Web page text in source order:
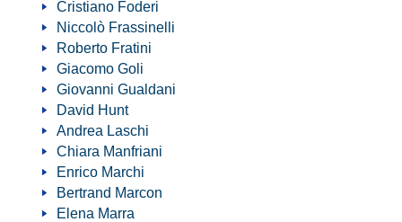
Cristiano Foderi
Niccolò Frassinelli
Roberto Fratini
Giacomo Goli
Giovanni Gualdani
David Hunt
Andrea Laschi
Chiara Manfriani
Enrico Marchi
Bertrand Marcon
Elena Marra